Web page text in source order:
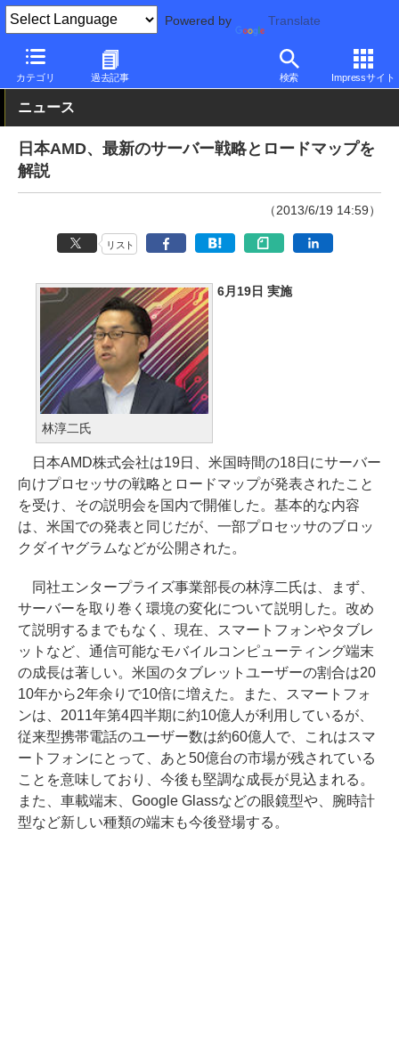
Powered by Translate
カテゴリ 過去記事 検索 Impressサイト
PC Watch 半導体/周辺機器
ニュース
日本AMD、最新のサーバー戦略とロードマップを
解説
（2013/6/19 14:59）
リスト
林淳二氏
6月19日 実施
日本AMD株式会社は19日、米国時間の18日にサーバー
向けプロセッサの戦略とロードマップが発表されたこと
を受け、その説明会を国内で開催した。基本的な内容
は、米国での発表と同じだが、一部プロセッサのブロッ
クダイヤグラムなどが公開された。
同社エンタープライズ事業部長の林淳二氏は、まず、
サーバーを取り巻く環境の変化について説明した。改め
て説明するまでもなく、現在、スマートフォンやタブレ
ットなど、通信可能なモバイルコンピューティング端末
の成長は著しい。米国のタブレットユーザーの割合は20
10年から2年余りで10倍に増えた。また、スマートフォ
ンは、2011年第4四半期に約10億人が利用しているが、
従来型携帯電話のユーザー数は約60億人で、これはスマ
ートフォンにとって、あと50億台の市場が残されている
ことを意味しており、今後も堅調な成長が見込まれる。
また、車載端末、Google Glassなどの眼鏡型や、腕時計
型など新しい種類の端末も今後登場する。